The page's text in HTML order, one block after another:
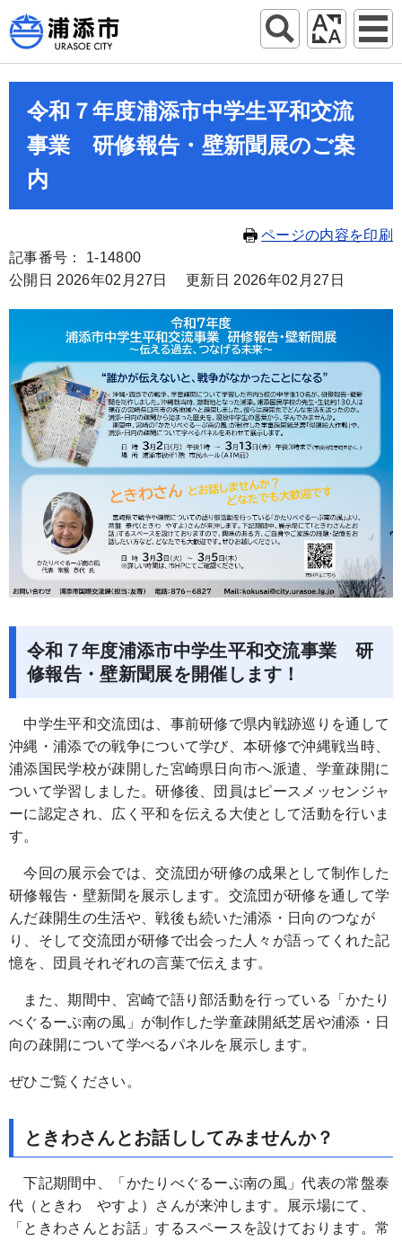
令和７年度浦添市中学生平和交流
事業 研修報告・壁新聞展のご案
内
ページの内容を印刷
記事番号： 1-14800
公開日 2026年02月27日
更新日 2026年02月27日
令和７年度浦添市中学生平和交流事業 研
修報告・壁新聞展を開催します！
中学生平和交流団は、事前研修で県内戦跡巡りを通して
沖縄・浦添での戦争について学び、本研修で沖縄戦当時、
浦添国民学校が疎開した宮崎県日向市へ派遣、学童疎開に
ついて学習しました。研修後、団員はピースメッセンジャ
ーに認定され、広く平和を伝える大使として活動を行いま
す。
今回の展示会では、交流団が研修の成果として制作した
研修報告・壁新聞を展示します。交流団が研修を通して学
んだ疎開生の生活や、戦後も続いた浦添・日向のつなが
り、そして交流団が研修で出会った人々が語ってくれた記
憶を、団員それぞれの言葉で伝えます。
また、期間中、宮崎で語り部活動を行っている「かたり
べぐるーぷ南の風」が制作した学童疎開紙芝居や浦添・日
向の疎開について学べるパネルを展示します。
ぜひご覧ください。
ときわさんとお話ししてみませんか？
下記期間中、「かたりべぐるーぷ南の風」代表の常盤泰
代（ときわ やすよ）さんが来沖します。展示場にて、
「ときわさんとお話」するスペースを設けております。常